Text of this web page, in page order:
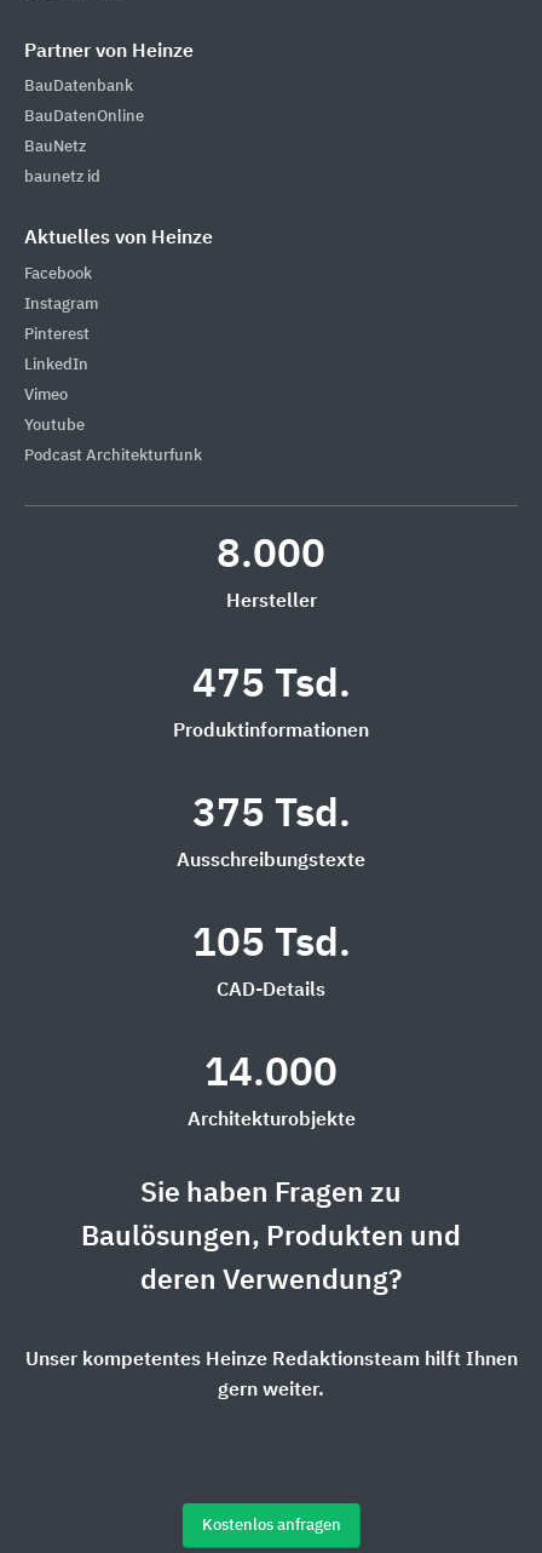
Partner von Heinze
BauDatenbank
BauDatenOnline
BauNetz
baunetz id
Aktuelles von Heinze
Facebook
Instagram
Pinterest
LinkedIn
Vimeo
Youtube
Podcast Architekturfunk
8.000
Hersteller
475 Tsd.
Produktinformationen
375 Tsd.
Ausschreibungstexte
105 Tsd.
CAD-Details
14.000
Architekturobjekte
Sie haben Fragen zu
Baulösungen, Produkten und
deren Verwendung?
Unser kompetentes Heinze Redaktionsteam hilft Ihnen
gern weiter.
Kostenlos anfragen